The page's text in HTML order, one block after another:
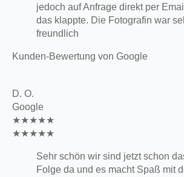
jedoch auf Anfrage direkt per
das klappte. Die Fotografin war
freundlich
Kunden-Bewertung von Google
D. O.
Google
★★★★★
★★★★★
Sehr schön wir sind jetzt schon
Folge da und es macht Spaß mit